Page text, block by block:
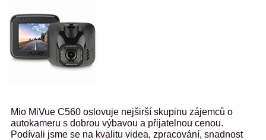
Mio MiVue C560 oslovuje nejširší skupinu zájemců o
autokameru s dobrou výbavou a přijatelnou cenou.
Podívali jsme se na kvalitu videa, zpracování, snadnost